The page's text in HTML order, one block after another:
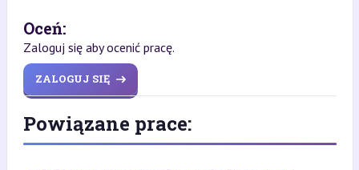
Oceń:
Zaloguj się aby ocenić pracę.
ZALOGUJ SIĘ
Powiązane prace: